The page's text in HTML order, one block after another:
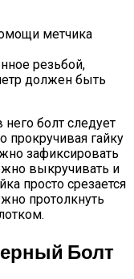
метчика
резьбой,
должен быть
болт следует
гайку
зафиксировать
выкручивать и
просто срезается
протолкнуть
Болт